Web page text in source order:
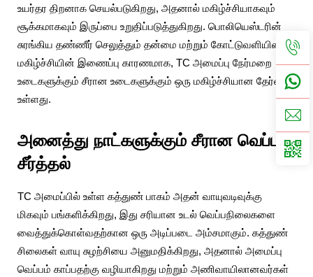
உயர்தர திறனாக செயல்படுகிறது, அதனால் மகிழ்ச்சியாகவும்
சூக்கமாகவும் இருப்பை உறுதிப்படுத்துகிறது. பொலியெஸ்டரின்
சுரங்கிய தண்ணீர் செலுத்தும் தன்மை மற்றும் கோட்டுவளியின்
மகிழ்ச்சியின் இணைப்பு காரணமாக, TC அமைப்பு நேர்மறை
உடைகளுக்கும் சீரான உடைகளுக்கும் ஒரு மகிழ்ச்சியான தேர்வாக
உள்ளது.
அனைத்து நாட்களுக்கும் சீரான வெப்ப
சீர்த்தல்
TC அமைப்பில் உள்ள கத்துண் பாகம் அதன் வாயுவடிவுக்கு
மிகவும் பங்களிக்கிறது, இது சரியான உடல் வெப்பநிலைகளை
வைத்துக்கொள்வதற்கான ஒரு அடிப்படை அம்சமாகும். கத்துண்
சிலைகள் வாயு சுழற்சியை அனுமதிக்கிறது, அதனால் அமைப்பு
வெப்பம் காப்பதற்கு வழியாகிறது மற்றும் அணிவாயிலானவர்கள்